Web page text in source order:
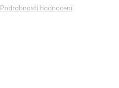
Podrobnosti hodnocení